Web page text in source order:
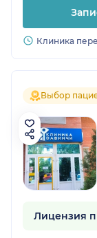
Клиника
Выбор
Лицензия